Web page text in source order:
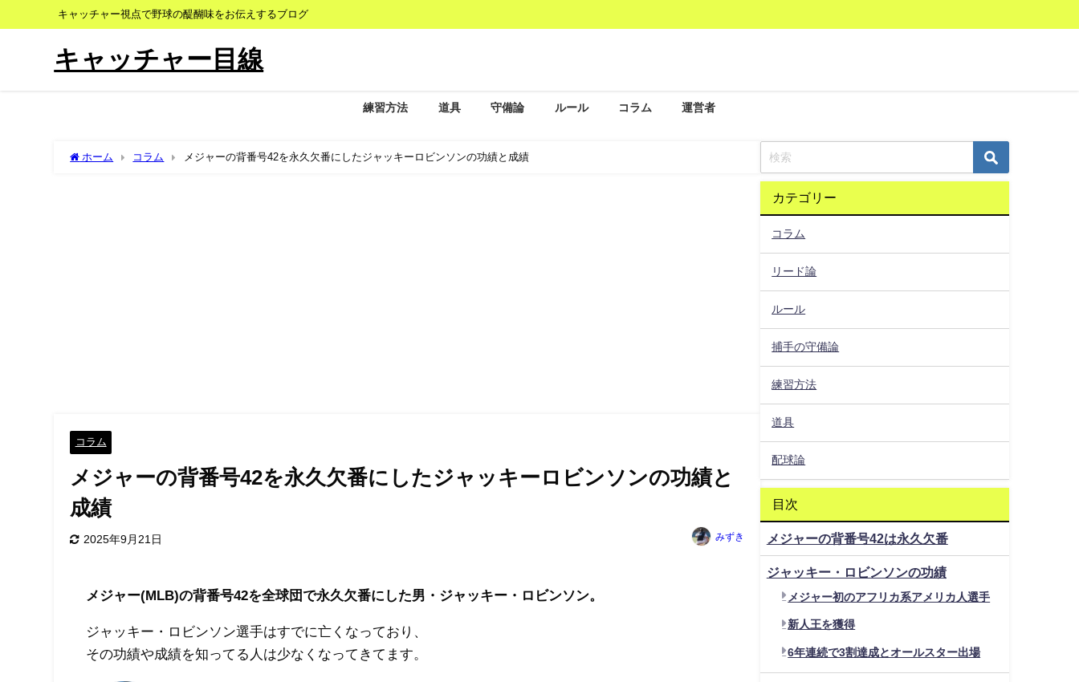
キャッチャー視点で野球の醍醐味をお伝えするブログ
キャッチャー目線
練習方法 道具 守備論 ルール コラム 運営者
ホーム コラム メジャーの背番号42を永久欠番にしたジャッキーロビンソンの功績と成績
コラム
メジャーの背番号42を永久欠番にしたジャッキーロビンソンの功績と
成績
2025年9月21日 みずき
メジャー(MLB)の背番号42を全球団で永久欠番にした男・ジャッキー・ロビンソン。
ジャッキー・ロビンソン選手はすでに亡くなっており、
その功績や成績を知ってる人は少なくなってきてます。
カテゴリー
コラム
リード論
ルール
捕手の守備論
練習方法
道具
配球論
目次
メジャーの背番号42は永久欠番
ジャッキー・ロビンソンの功績
メジャー初のアフリカ系アメリカ人選手
新人王を獲得
6年連続で3割達成とオールスター出場